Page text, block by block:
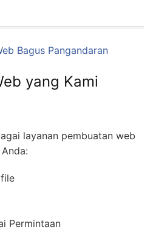
Bagus Pangandaran
yang Kami
layanan pembuatan web
Permintaan